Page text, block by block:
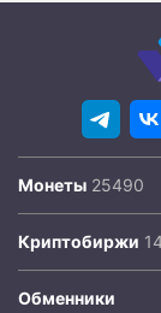
Монеты
Криптобиржи
Обменники